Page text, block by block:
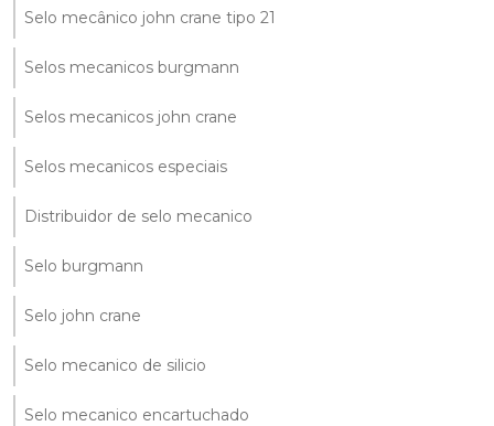
Selo mecânico john crane tipo 21
Selos mecanicos burgmann
Selos mecanicos john crane
Selos mecanicos especiais
Distribuidor de selo mecanico
Selo burgmann
Selo john crane
Selo mecanico de silicio
Selo mecanico encartuchado